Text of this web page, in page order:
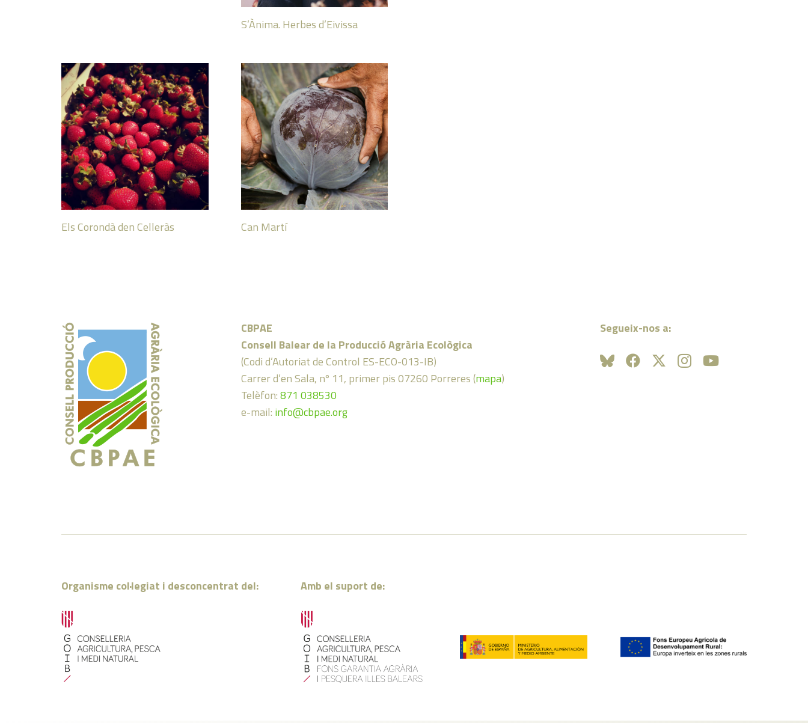
S’Ànima. Herbes d’Eivissa
Els Corondà den Celleràs Can Martí
CBPAE
Consell Balear de la Producció Agrària Ecològica
(Codi d’Autoriat de Control ES-ECO-013-IB)
Carrer d’en Sala, nº 11, primer pis 07260 Porreres (mapa)
Telèfon:871 038530
e-mail: info@cbpae.org
Segueix-nos a:
Organisme col·legiat i desconcentrat del: Amb el suport de: